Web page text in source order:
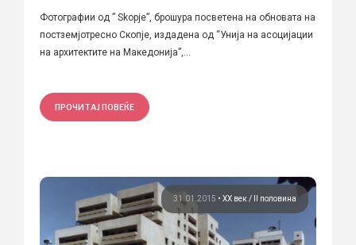
Фотографии од ” Skopje”, брошура посветена на обновата на
постземјотресно Скопје, издадена од “Унија на асоцијации
на архитектите на Македонија”,...
ПРОЧИТАЈ ПОВЕЌЕ
31.01.2015 • ХХ век / II половина